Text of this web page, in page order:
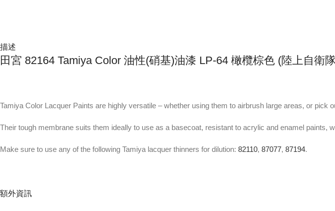
描述
田宮 82164 Tamiya Color 油性(硝基)油漆 LP-64 橄欖棕色 (陸上自衛
Tamiya Color Lacquer Paints are highly versatile – whether using them to airbrush large areas, or
Their tough membrane suits them ideally to use as a basecoat, resistant to acrylic and enamel paints,
Make sure to use any of the following Tamiya lacquer thinners for dilution: 82110, 87077, 87194.
The paint can only be thinned using Tamiya lacquer thinner.
額外資訊